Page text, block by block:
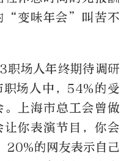
“变味年会”叫苦不
职场人年终期待调研
场人中，54%的受
上海市总工会曾做
你表演节目，你会
20%的网友表示自己